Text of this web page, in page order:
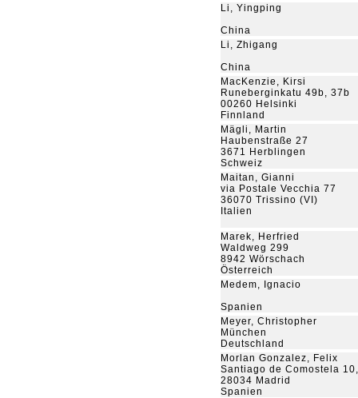
Li, Yingping
China
Li, Zhigang
China
MacKenzie, Kirsi
Runeberginkatu 49b, 37b
00260 Helsinki
Finnland
Mägli, Martin
Haubenstraße 27
3671 Herblingen
Schweiz
Maitan, Gianni
via Postale Vecchia 77
36070 Trissino (VI)
Italien
Marek, Herfried
Waldweg 299
8942 Wörschach
Österreich
Medem, Ignacio
Spanien
Meyer, Christopher
München
Deutschland
Morlan Gonzalez, Felix
Santiago de Comostela
28034 Madrid
Spanien